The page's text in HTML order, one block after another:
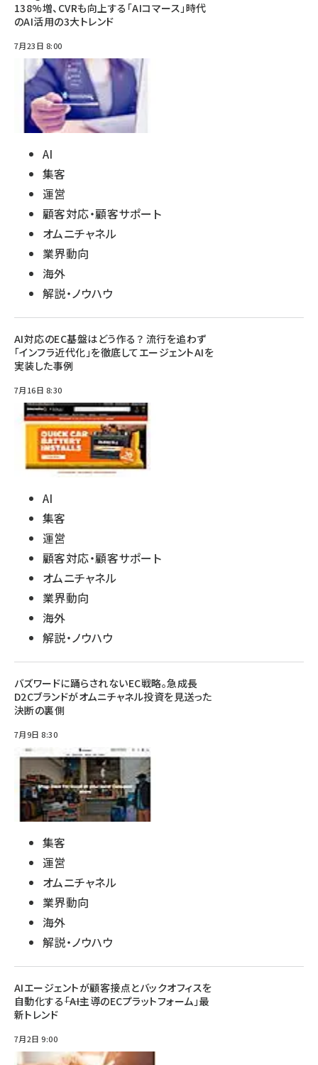
138%増、CVRも向上する「AIコマース」時代
のAI活用の3大トレンド
7月23日 8:00
AI
集客
運営
顧客対応・顧客サポート
オムニチャネル
業界動向
海外
解説・ノウハウ
AI対応のEC基盤はどう作る？ 流行を追わず
「インフラ近代化」を徹底してエージェントAIを
実装した事例
7月16日 8:30
AI
集客
運営
顧客対応・顧客サポート
オムニチャネル
業界動向
海外
解説・ノウハウ
バズワードに踊らされないEC戦略。急成長
D2Cブランドがオムニチャネル投資を見送った
決断の裏側
7月9日 8:30
集客
運営
オムニチャネル
業界動向
海外
解説・ノウハウ
AIエージェントが顧客接点とバックオフィスを
自動化する――「AI主導のECプラットフォーム」最
新トレンド
7月2日 9:00